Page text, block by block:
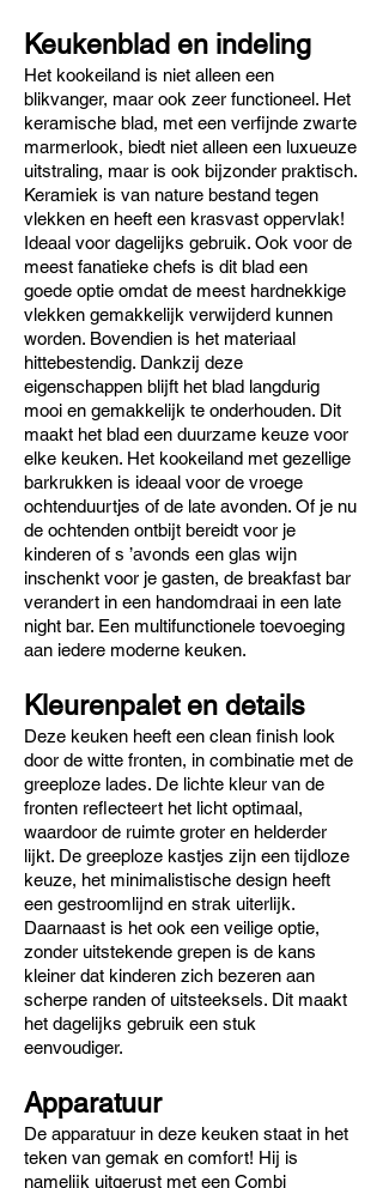
Keukenblad en indeling
Het kookeiland is niet alleen een
blikvanger, maar ook zeer functioneel. Het
keramische blad, met een verfijnde zwarte
marmerlook, biedt niet alleen een luxueuze
uitstraling, maar is ook bijzonder praktisch.
Keramiek is van nature bestand tegen
vlekken en heeft een krasvast oppervlak!
Ideaal voor dagelijks gebruik. Ook voor de
meest fanatieke chefs is dit blad een
goede optie omdat de meest hardnekkige
vlekken gemakkelijk verwijderd kunnen
worden. Bovendien is het materiaal
hittebestendig. Dankzij deze
eigenschappen blijft het blad langdurig
mooi en gemakkelijk te onderhouden. Dit
maakt het blad een duurzame keuze voor
elke keuken. Het kookeiland met gezellige
barkrukken is ideaal voor de vroege
ochtenduurtjes of de late avonden. Of je nu
de ochtenden ontbijt bereidt voor je
kinderen of s ’avonds een glas wijn
inschenkt voor je gasten, de breakfast bar
verandert in een handomdraai in een late
night bar. Een multifunctionele toevoeging
aan iedere moderne keuken.
Kleurenpalet en details
Deze keuken heeft een clean finish look
door de witte fronten, in combinatie met de
greeploze lades. De lichte kleur van de
fronten reflecteert het licht optimaal,
waardoor de ruimte groter en helderder
lijkt. De greeploze kastjes zijn een tijdloze
keuze, het minimalistische design heeft
een gestroomlijnd en strak uiterlijk.
Daarnaast is het ook een veilige optie,
zonder uitstekende grepen is de kans
kleiner dat kinderen zich bezeren aan
scherpe randen of uitsteeksels. Dit maakt
het dagelijks gebruik een stuk
eenvoudiger.
Apparatuur
De apparatuur in deze keuken staat in het
teken van gemak en comfort! Hij is
namelijk uitgerust met een Combi